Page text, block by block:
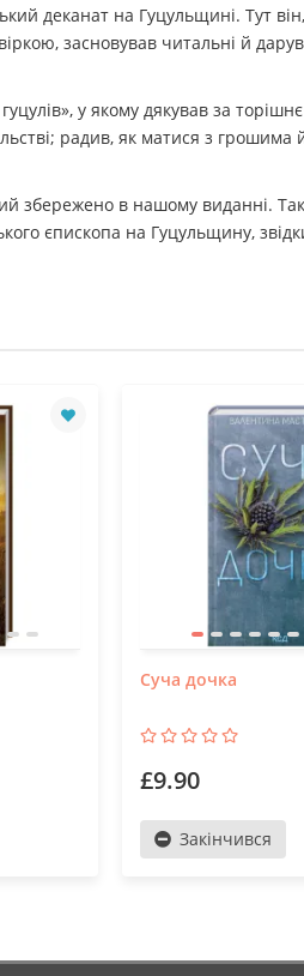
деканат на Гуцульщині. Тут
засновував читальні й
у якому дякував за
радив, як матися з грошима
збережено в нашому виданні.
єпископа на Гуцульщину,
Суча дочка
£9.90
Закінчився